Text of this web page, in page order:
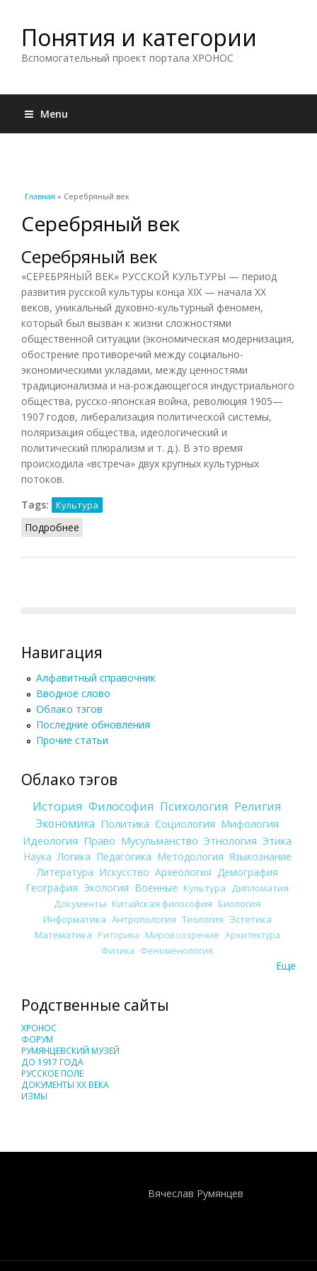
Понятия и категории
Вспомогательный проект портала ХРОНОС
Menu
Вы здесь
Главная » Серебряный век
Серебряный век
Серебряный век
«СЕРЕБРЯНЫЙ ВЕК» РУССКОЙ КУЛЬТУРЫ — период
развития русской культуры конца XIX — начала XX
веков, уникальный духовно-культурный феномен,
который был вызван к жизни сложностями
общественной ситуации (экономическая модернизация,
обострение противоречий между социально-
экономическими укладами, между ценностями
традиционализма и на-рождающегося индустриального
общества, русско-японская война, революция 1905—
1907 годов, либерализация политической системы,
поляризация общества, идеологический и
политический плюрализм и т. д.). В это время
происходила «встреча» двух крупных культурных
потоков.
Tags:
Культура
Подробнее
Навигация
Алфавитный справочник
Вводное слово
Облако тэгов
Последние обновления
Прочие статьи
Облако тэгов
История Философия Психология Религия
Экономика Политика Социология Мифология
Идеология Право Мусульманство Этнология Этика
Наука Логика Педагогика Методология Языкознание
Литература Искусство Археология Демография
География Экология Военные Культура
Дипломатия
Документы Китайская философия Биология
Информатика Антропология Теология Эстетика
Математика Риторика Мировоззрение Архитектура
Физика Феноменология
Еще
Родственные сайты
ХРОНОС
ФОРУМ
РУМЯНЦЕВСКИЙ МУЗЕЙ
ДО 1917 ГОДА
РУССКОЕ ПОЛЕ
ДОКУМЕНТЫ XX ВЕКА
ИЗМЫ
Вячеслав Румянцев